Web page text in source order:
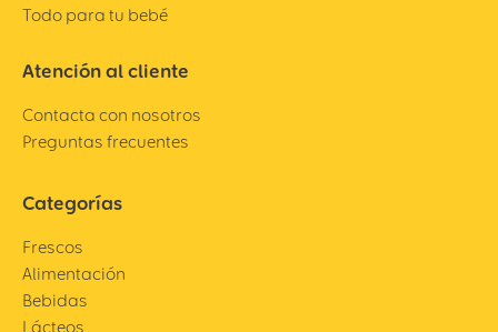
Todo para tu bebé
Atención al cliente
Contacta con nosotros
Preguntas frecuentes
Categorías
Frescos
Alimentación
Bebidas
Lácteos